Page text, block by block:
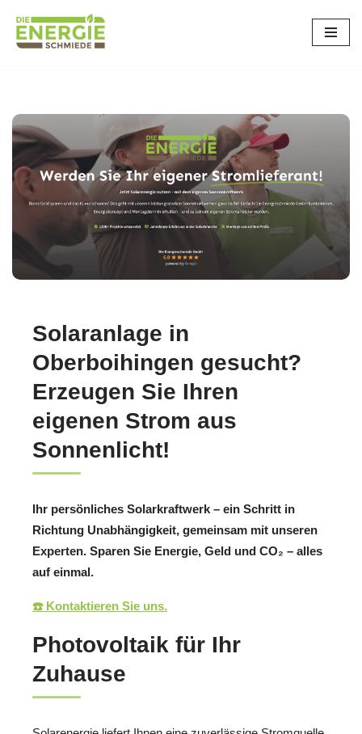
Zum
Solaranlage in
Oberboihingen gesucht?
Erzeugen Sie Ihren
eigenen Strom aus
Sonnenlicht!
Ihr persönliches Solarkraftwerk – ein Schritt in
Richtung Unabhängigkeit, gemeinsam mit unseren
Experten. Sparen Sie Energie, Geld und CO₂ – alles
auf einmal.
☎️ Kontaktieren Sie uns.
Photovoltaik für Ihr
Zuhause